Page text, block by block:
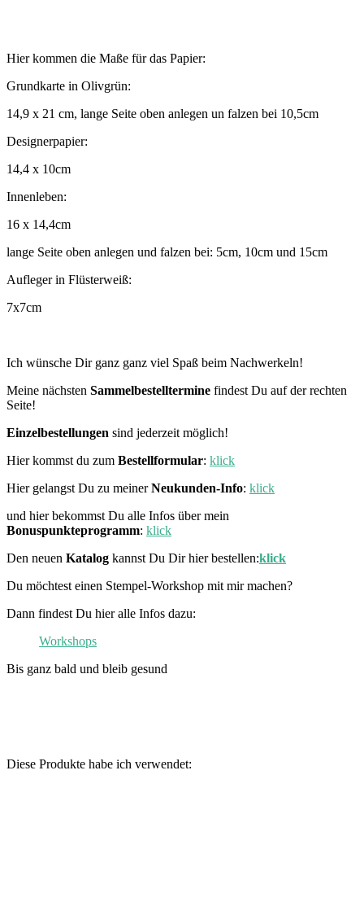
Hier kommen die Maße für das Papier:
Grundkarte in Olivgrün:
14,9 x 21 cm, lange Seite oben anlegen un falzen bei 10,5cm
Designerpapier:
14,4 x 10cm
Innenleben:
16 x 14,4cm
lange Seite oben anlegen und falzen bei: 5cm, 10cm und 15cm
Aufleger in Flüsterweiß:
7x7cm
Ich wünsche Dir ganz ganz viel Spaß beim Nachwerkeln!
Meine nächsten Sammelbestelltermine findest Du auf der rechten
Seite!
Einzelbestellungen sind jederzeit möglich!
Hier kommst du zum Bestellformular: klick
Hier gelangst Du zu meinerNeukunden-Info: klick
und hier bekommst Du alle Infos über mein
Bonuspunkteprogramm: klick
Den neuen Katalog kannst Du Dir hier bestellen:klick
Du möchtest einen Stempel-Workshop mit mir machen?
Dann findest Du hier alle Infos dazu:
Workshops
Bis ganz bald und bleib gesund
Diese Produkte habe ich verwendet: